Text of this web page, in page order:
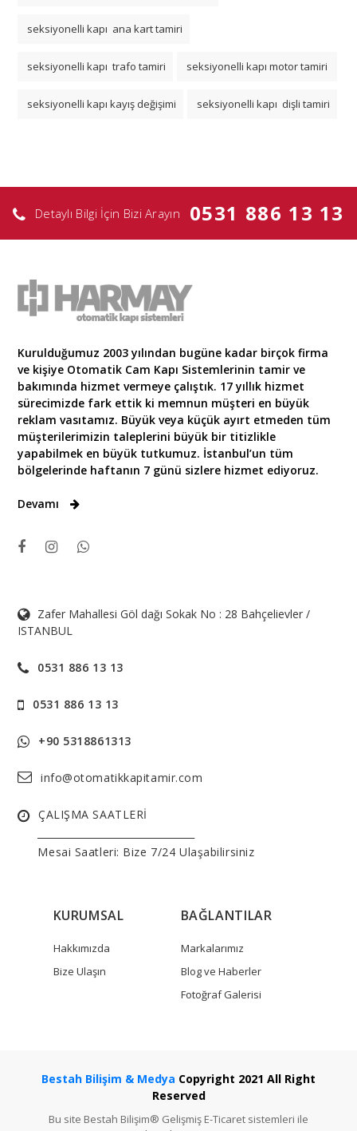
seksiyonelli kapı ana kart tamiri
seksiyonelli kapı trafo tamiri seksiyonelli kapı motor tamiri
seksiyonelli kapı kayış değişimi seksiyonelli kapı dişli tamiri
Detaylı Bilgi İçin Bizi Arayın 0531 886 13 13
Kurulduğumuz 2003 yılından bugüne kadar birçok firma
ve kişiye Otomatik Cam Kapı Sistemlerinin tamir ve
bakımında hizmet vermeye çalıştık. 17 yıllık hizmet
sürecimizde fark ettik ki memnun müşteri en büyük
reklam vasıtamız. Büyük veya küçük ayırt etmeden tüm
müşterilerimizin taleplerini büyük bir titizlikle
yapabilmek en büyük tutkumuz. İstanbul’un tüm
bölgelerinde haftanın 7 günü sizlere hizmet ediyoruz.
Devamı
Zafer Mahallesi Göl dağı Sokak No : 28 Bahçelievler /
ISTANBUL
0531 886 13 13
0531 886 13 13
+90 5318861313
info@otomatikkapitamir.com
ÇALIŞMA SAATLERİ
Mesai Saatleri: Bize 7/24 Ulaşabilirsiniz
KURUMSAL
Hakkımızda
Bize Ulaşın
BAĞLANTILAR
Markalarımız
Blog ve Haberler
Fotoğraf Galerisi
Bestah Bilişim & Medya Copyright 2021 All Right
Reserved
Bu site Bestah Bilişim® Gelişmiş E-Ticaret sistemleri ile